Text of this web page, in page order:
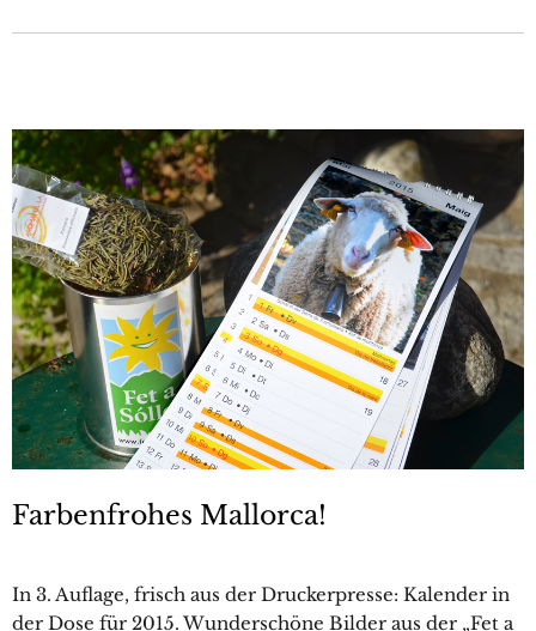
Farbenfrohes Mallorca!
In 3. Auflage, frisch aus der Druckerpresse: Kalender in
der Dose für 2015. Wunderschöne Bilder aus der „Fet a